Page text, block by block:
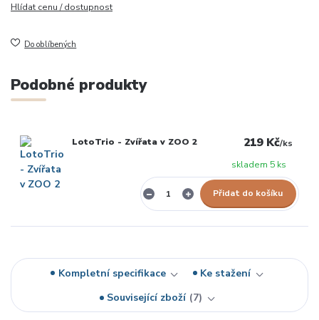
Hlídat cenu / dostupnost
Do oblíbených
Podobné produkty
LotoTrio - Zvířata v ZOO 2 219 Kč/ks
skladem 5 ks
Přidat do košíku
Kompletní specifikace
Ke stažení
Související zboží 7